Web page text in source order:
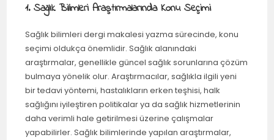
1. Sağlık Bilimleri Araştırmalarında Konu Seçimi
Sağlık bilimleri dergi makalesi yazma sürecinde, konu
seçimi oldukça önemlidir. Sağlık alanındaki
araştırmalar, genellikle güncel sağlık sorunlarına çözüm
bulmaya yönelik olur. Araştırmacılar, sağlıkla ilgili yeni
bir tedavi yöntemi, hastalıkların erken teşhisi, halk
sağlığını iyileştiren politikalar ya da sağlık hizmetlerinin
daha verimli hale getirilmesi üzerine çalışmalar
yapabilirler. Sağlık bilimlerinde yapılan araştırmalar,